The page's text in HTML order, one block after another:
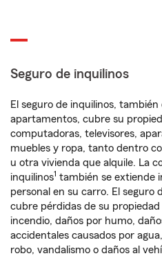
Seguro de inquilinos
El seguro de inquilinos,
apartamentos, cubre su
computadoras, televisores,
muebles y ropa, tanto dentro
u otra vivienda que alquile. La
inquilinos1 también se extiende
personal en su carro. El seguro
cubre pérdidas de su
incendio, daños por humo,
accidentales causados por
robo, vandalismo o daños al